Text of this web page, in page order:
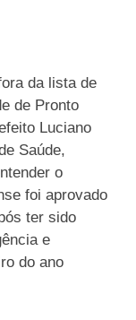
da lista de
de Pronto
Luciano
Saúde,
o
foi aprovado
ter sido
e
do ano